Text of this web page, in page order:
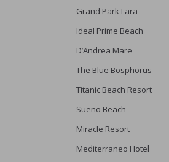
Grand Park Lara
Ideal Prime Beach
D’Andrea Mare
The Blue Bosphorus
Titanic Beach Resort
Sueno Beach
Miracle Resort
Mediterraneo Hotel